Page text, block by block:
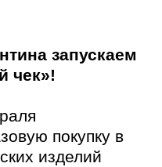
запускаем
чек»!
покупку в
изделий